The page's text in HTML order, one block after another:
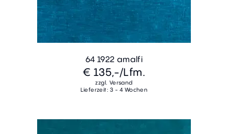
64 1922 amalfi
€ 135,-/Lfm.
zzgl. Versand
Lieferzeit: 3 - 4 Wochen